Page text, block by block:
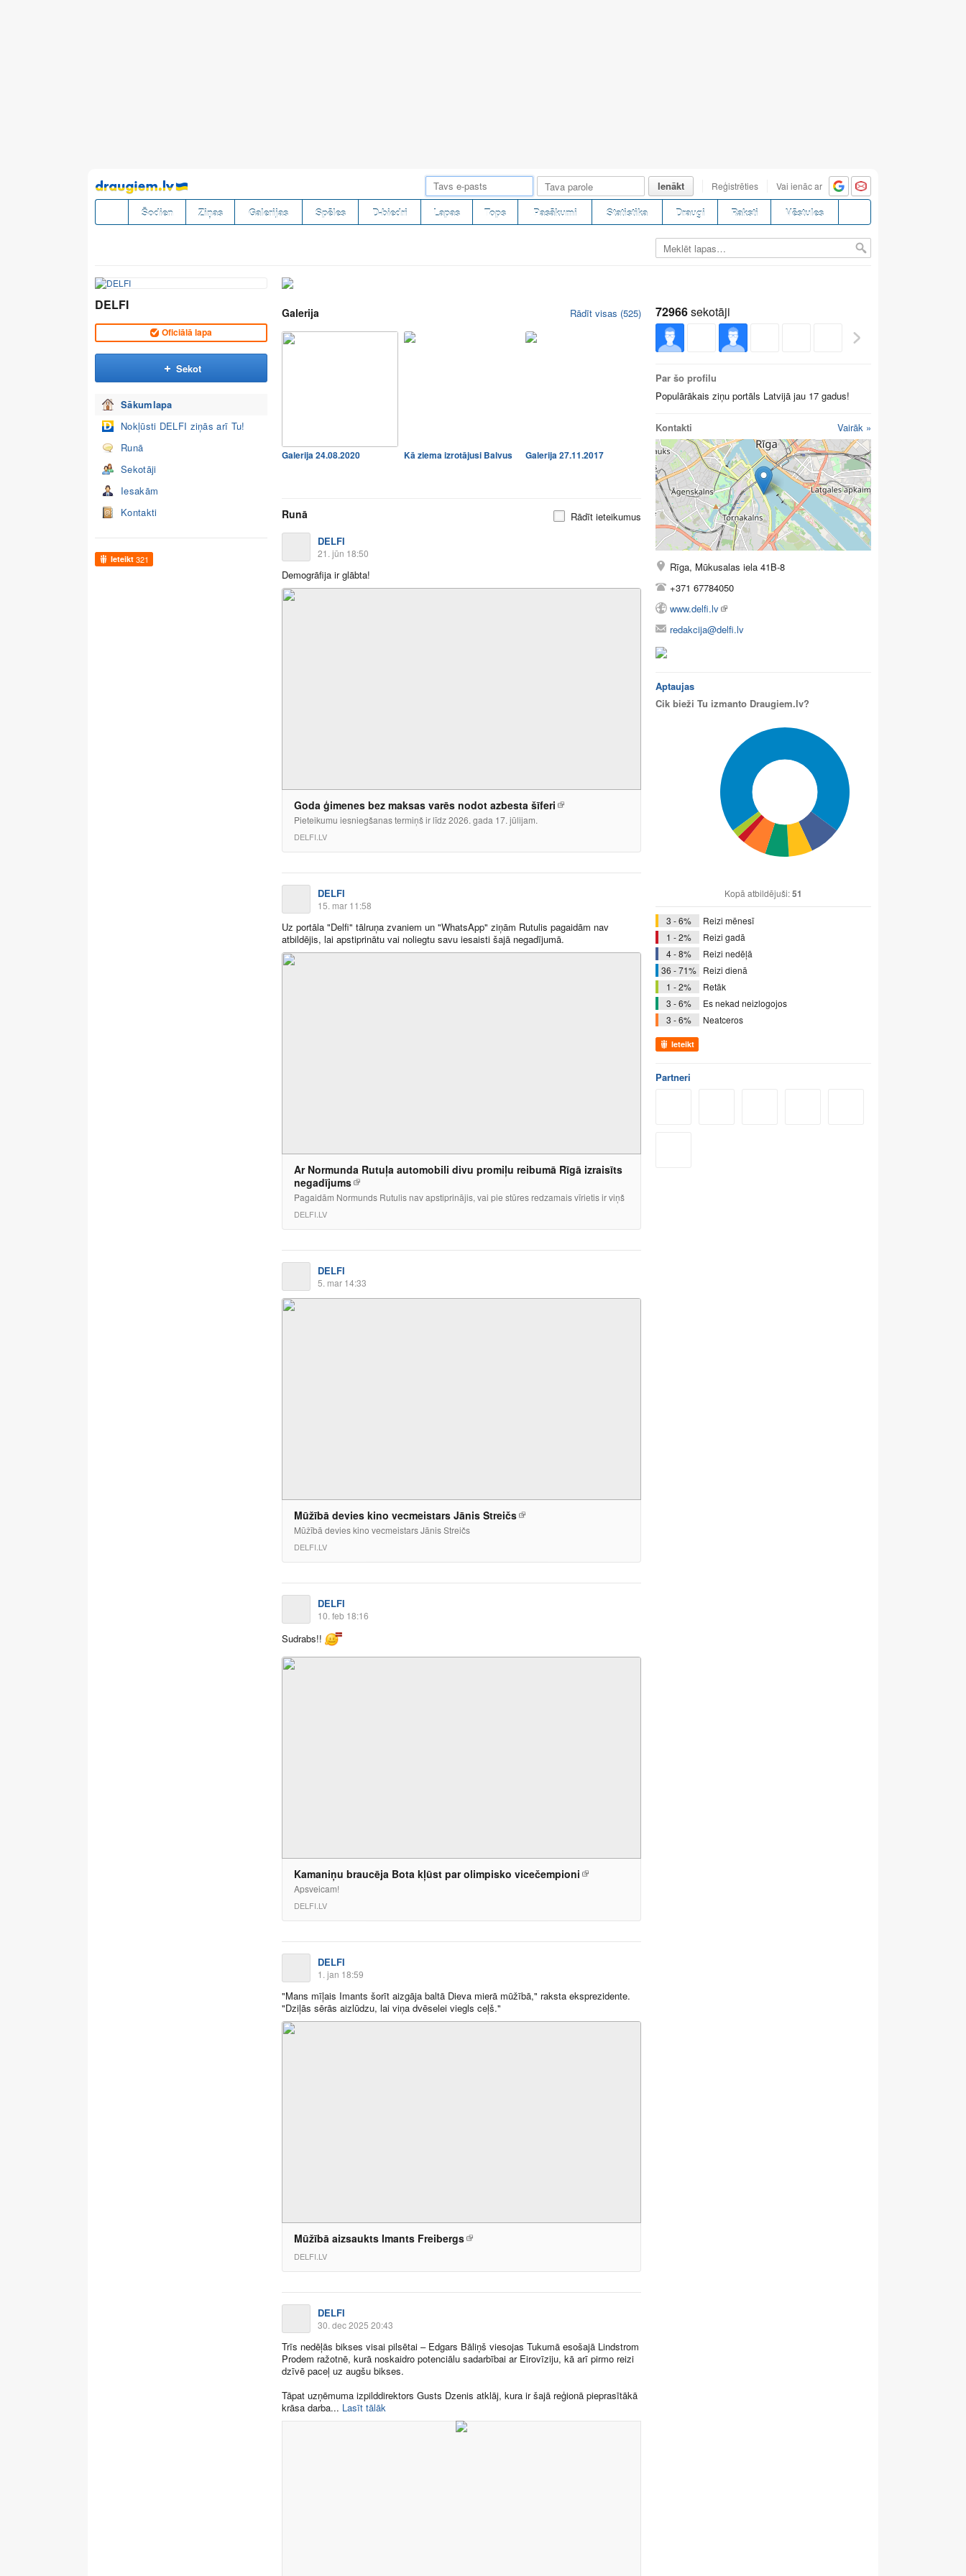
Pāriet
uz
saturu
Ienākt Reģistrēties Vai ienāc ar
Šodien Ziņas Galerijas Spēles D-biedri Lapas Tops Pasākumi Statistika Draugi Raksti Vēstules
DELFI
Oficiālā lapa
Sekot
Sākumlapa
Nokļūsti DELFI ziņās arī Tu!
Runā
Sekotāji
Iesakām
Kontakti
Ieteikt 321
Galerija Rādīt visas (525)
Galerija 24.08.2020 Kā ziema izrotājusi Balvus Galerija 27.11.2017
Runā
Rādīt ieteikumus
DELFI
21. jūn 18:50
Demogrāfija ir glābta!
Goda ģimenes bez maksas varēs nodot azbesta šīferi
Pieteikumu iesniegšanas termiņš ir līdz 2026. gada 17. jūlijam.
DELFI.LV
DELFI
15. mar 11:58
Uz portāla "Delfi" tālruņa zvaniem un "WhatsApp" ziņām Rutulis pagaidām nav
atbildējis, lai apstiprinātu vai noliegtu savu iesaisti šajā negadījumā.
Ar Normunda Rutuļa automobili divu promiļu reibumā Rīgā izraisīts
negadījums
Pagaidām Normunds Rutulis nav apstiprinājis, vai pie stūres redzamais vīrietis ir viņš
DELFI.LV
DELFI
5. mar 14:33
Mūžībā devies kino vecmeistars Jānis Streičs
Mūžībā devies kino vecmeistars Jānis Streičs
DELFI.LV
DELFI
10. feb 18:16
Sudrabs!!
Kamaniņu braucēja Bota kļūst par olimpisko vicečempioni
Apsveicam!
DELFI.LV
DELFI
1. jan 18:59
"Mans mīļais Imants šorīt aizgāja baltā Dieva mierā mūžībā," raksta eksprezidente.
"Dziļās sērās aizlūdzu, lai viņa dvēselei viegls ceļš."
Mūžībā aizsaukts Imants Freibergs
DELFI.LV
DELFI
30. dec 2025 20:43
Trīs nedēļās bikses visai pilsētai – Edgars Bāliņš viesojas Tukumā esošajā Lindstrom
Prodem ražotnē, kurā noskaidro potenciālu sadarbībai ar Eirovīziju, kā arī pirmo reizi
dzīvē paceļ uz augšu bikses.
Tāpat uzņēmuma izpilddirektors Gusts Dzenis atklāj, kura ir šajā reģionā pieprasītākā
krāsa darba​... Lasīt tālāk
72966sekotāji
Par šo profilu
Populārākais ziņu portāls Latvijā jau 17 gadus!
Kontakti Vairāk »
Rīga, Mūkusalas iela 41B-8
+371 67784050
www.delfi.lv
redakcija@delfi.lv
Aptaujas
Cik bieži Tu izmanto Draugiem.lv?
Kopā atbildējuši:51
3 - 6%
Reizi mēnesī
1 - 2%
Reizi gadā
4 - 8%
Reizi nedēļā
36 - 71% Reizi dienā
1 - 2%
Retāk
3 - 6%
Es nekad neizlogojos
3 - 6%
Neatceros
Ieteikt
Partneri